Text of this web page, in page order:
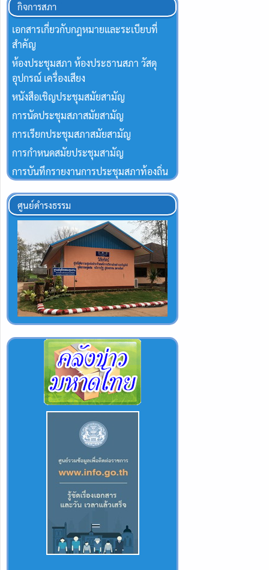
กิจการสภา
เอกสารเกี่ยวกับกฎหมายและระเบียบที่
สำคัญ
ห้องประชุมสภา ห้องประธานสภา วัสดุ
อุปกรณ์ เครื่องเสียง
หนังสือเชิญประชุมสมัยสามัญ
การนัดประชุมสภาสมัยสามัญ
การเรียกประชุมสภาสมัยสามัญ
การกำหนดสมัยประชุมสามัญ
การบันทึกรายงานการประชุมสภาท้องถิ่น
ศูนย์ดำรงธรรม